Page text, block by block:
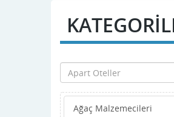
Ağaç Malzemecileri